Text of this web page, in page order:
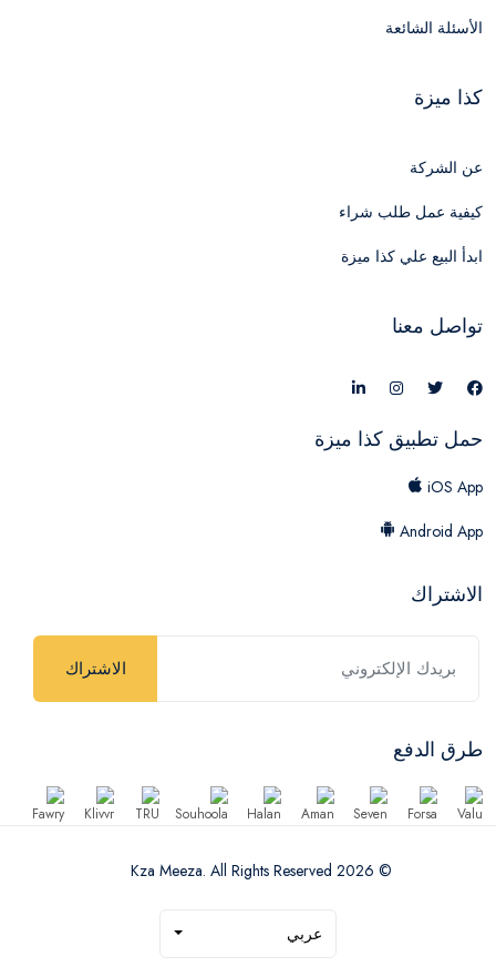
الأسئلة الشائعة
كذا ميزة
عن الشركة
كيفية عمل طلب شراء
ابدأ البيع علي كذا ميزة
تواصل معنا
حمل تطبيق كذا ميزة
iOS App
Android App
الاشتراك
الاشتراك
طرق الدفع
© 2026 Kza Meeza. All Rights Reserved
عربي